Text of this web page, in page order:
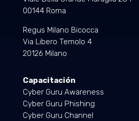
00144 Roma
Regus Milano Bicocca
Via Libero Temolo 4
20126 Milano
Capacitación
Cyber Guru Awareness
Cyber Guru Phishing
Cyber Guru Channel